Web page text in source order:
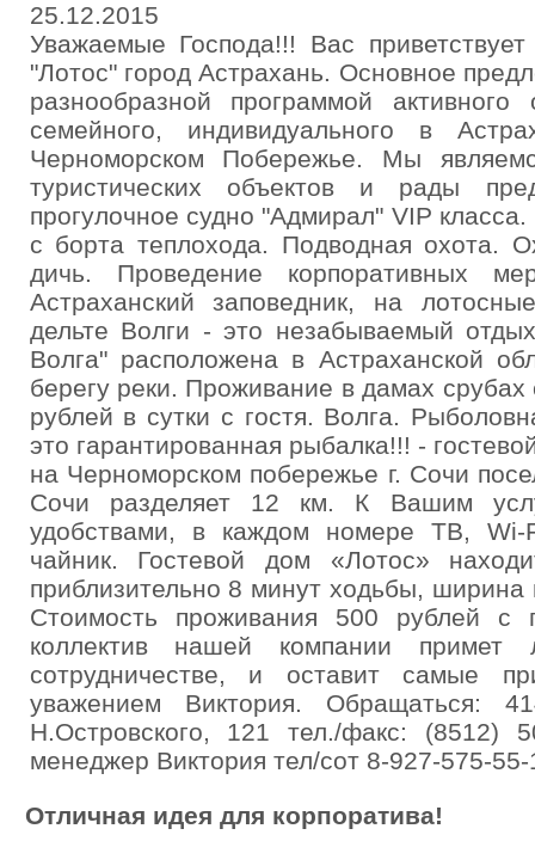
25.12.2015
Уважаемые Господа!!! Вас приветствует
"Лотос" город Астрахань. Основное
разнообразной программой активного
семейного, индивидуального в
Черноморском Побережье. Мы
туристических объектов и рады
прогулочное судно "Адмирал" VIP
с борта теплохода. Подводная охота.
дичь. Проведение корпоративных
Астраханский заповедник, на
дельте Волги - это незабываемый
Волга" расположена в Астраханской
берегу реки. Проживание в дамах
рублей в сутки с гостя. Волга.
это гарантированная рыбалка!!! -
на Черноморском побережье г. Сочи
Сочи разделяет 12 км. К Вашим
удобствами, в каждом номере ТВ, Wi-
чайник. Гостевой дом «Лотос»
приблизительно 8 минут ходьбы,
Стоимость проживания 500 рублей с
коллектив нашей компании
сотрудничестве, и оставит самые
уважением Виктория. Обращаться:
Н.Островского, 121 тел./факс: (8512)
менеджер Виктория тел/сот 8-927-575-
Отличная идея для корпоратива!